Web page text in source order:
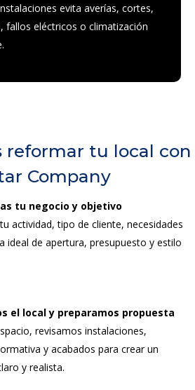
evita averías, cortes,
fallos eléctricos o climatización
reformar tu local con
Company
tu negocio y objetivo
actividad, tipo de cliente, necesidades
ideal de apertura, presupuesto y estilo
el local y preparamos propuesta
revisamos instalaciones,
y acabados para crear un
y realista.